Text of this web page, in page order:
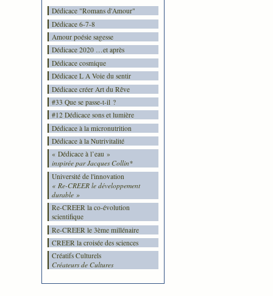
Dédicace "Romans d'Amour"
Dédicace 6-7-8
Amour poésie sagesse
Dédicace 2020 …et après
Dédicace cosmique
Dédicace L A Voie du sentir
Dédicace créer Art du Rêve
#33 Que se passe-t-il ?
#12 Dédicace sons et lumière
Dédicace à la micronutrition
Dédicace à la Nutrivitalité
« Dédicace à l’eau »
inspirée par Jacques Collin*
Université de l'innovation
« Re-CREER le développement
durable »
Re-CREER la co-évolution
scientifique
Re-CREER le 3ème millénaire
CREER la croisée des sciences
Créatifs Culturels
Créateurs de Cultures